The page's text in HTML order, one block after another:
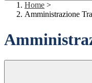
Home >
Amministrazione